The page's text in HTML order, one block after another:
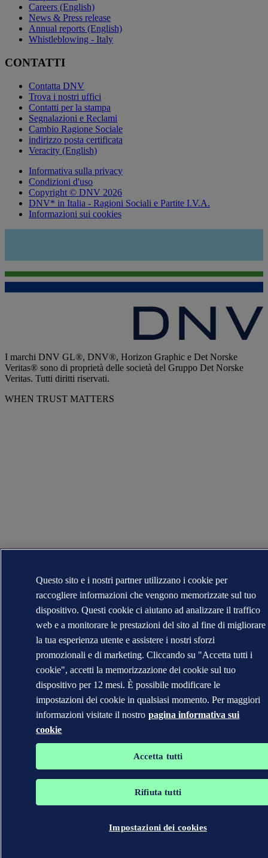
Careers (English)
News & Press release
Annual reports (English)
Whistleblowing - Italy
CONTATTI
Contatta DNV
Trova i nostri uffici
Contatti per la stampa
Segnalazioni e Reclami
Cambio Ragione Sociale
indirizzo posta certificata
Veracity (English)
Informativa sulla privacy
Condizioni d'uso
Copyright © DNV 2026
DNV* in Italia - Ragioni Sociali e Partite I.V.A.
Informazioni sui cookies
I marchi DNV GL®, DNV®, Horizon Graphic e Det Norske
Veritas® sono di proprietà delle società del Gruppo Det Norske
Veritas. Tutti diritti riservati.
WHEN TRUST MATTERS
Questo sito e i nostri partner utilizzano i cookie per
raccogliere informazioni che vengono memorizzate sul tuo
dispositivo. Questi cookie ci aiutano ad analizzare il traffico
web e a monitorare le prestazioni del sito al fine di migliorare
la tua esperienza utente e assistere i nostri sforzi
promozionali e di marketing. Cliccando su "Accetta tutti i
cookie", accetti la memorizzazione dei cookie sul tuo
dispositivo per 12 mesi. È possibile modificare le
impostazioni dei cookie in qualsiasi momento. Per maggiori
informazioni visitate il nostro pagina informativa sui
cookie
Accetta tutti
Rifiuta tutti
Impostazioni dei cookies